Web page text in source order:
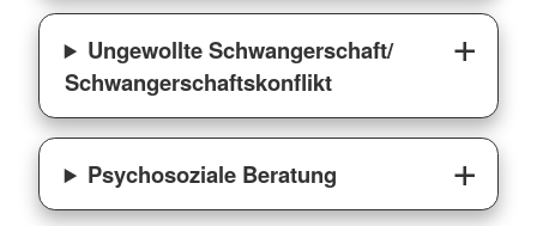
Ungewollte Schwangerschaft/
Schwangerschaftskonflikt
Psychosoziale Beratung